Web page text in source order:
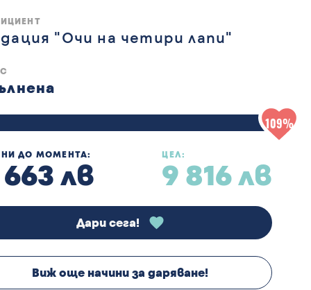
"Очи на четири лапи"
109%
ДО МОМЕНТА:
лв
ЦЕЛ:
9 816 лв
Дари сега!
Виж още начини за даряване!